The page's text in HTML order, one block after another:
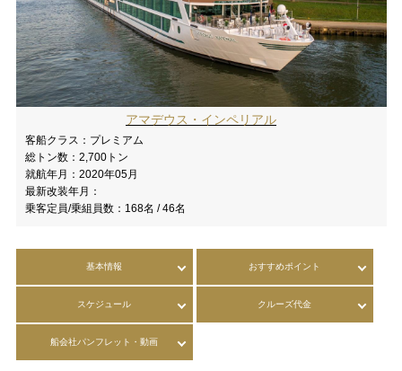
アマデウス・インペリアル
客船クラス： プレミアム
総トン数： 2,700トン
就航年月： 2020年05月
最新改装年月：
乗客定員/乗組員数： 168名 / 46名
基本情報 おすすめポイント
スケジュール クルーズ代金
船会社パンフレット・動画